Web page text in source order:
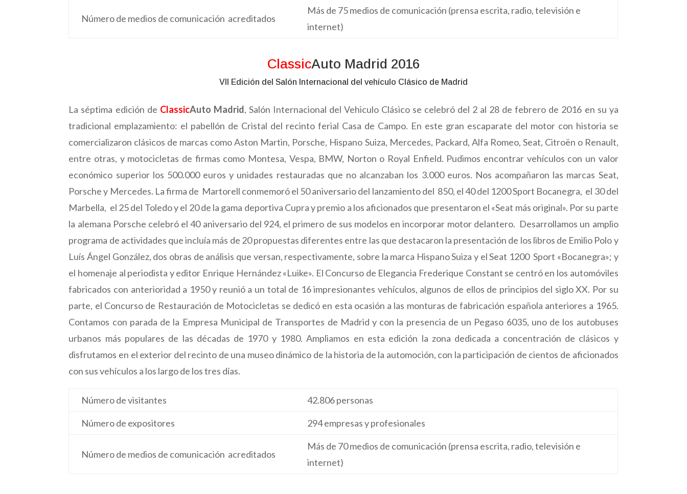
Número de medios de comunicación acreditados
Más de 75 medios de comunicación (prensa escrita, radio, televisión e
internet)
ClassicAuto Madrid 2016
VII Edición del Salón Internacional del vehículo Clásico de Madrid
La séptima edición de ClassicAuto Madrid, Salón Internacional del Vehiculo Clásico se celebró del 2 al 28 de febrero de 2016 en su ya
tradicional emplazamiento: el pabellón de Cristal del recinto ferial Casa de Campo. En este gran escaparate del motor con historia se
comercializaron clásicos de marcas como Aston Martin, Porsche, Hispano Suiza, Mercedes, Packard, Alfa Romeo, Seat, Citroën o Renault,
entre otras, y motocicletas de firmas como Montesa, Vespa, BMW, Norton o Royal Enfield. Pudimos encontrar vehículos con un valor
económico superior los 500.000 euros y unidades restauradas que no alcanzaban los 3.000 euros. Nos acompañaron las marcas Seat,
Porsche y Mercedes. La firma de Martorell conmemoró el 50 aniversario del lanzamiento del 850, el 40 del 1200 Sport Bocanegra, el 30 del
Marbella, el 25 del Toledo y el 20 de la gama deportiva Cupra y premio a los aficionados que presentaron el «Seat más original». Por su parte
la alemana Porsche celebró el 40 aniversario del 924, el primero de sus modelos en incorporar motor delantero. Desarrollamos un amplio
programa de actividades que incluía más de 20 propuestas diferentes entre las que destacaron la presentación de los libros de Emilio Polo y
Luís Ángel González, dos obras de análisis que versan, respectivamente, sobre la marca Hispano Suiza y el Seat 1200 Sport «Bocanegra»; y
el homenaje al periodista y editor Enrique Hernández «Luike». El Concurso de Elegancia Frederique Constant se centró en los automóviles
fabricados con anterioridad a 1950 y reunió a un total de 16 impresionantes vehículos, algunos de ellos de principios del siglo XX. Por su
parte, el Concurso de Restauración de Motocicletas se dedicó en esta ocasión a las monturas de fabricación española anteriores a 1965.
Contamos con parada de la Empresa Municipal de Transportes de Madrid y con la presencia de un Pegaso 6035, uno de los autobuses
urbanos más populares de las décadas de 1970 y 1980. Ampliamos en esta edición la zona dedicada a concentración de clásicos y
disfrutamos en el exterior del recinto de una museo dinámico de la historia de la automoción, con la participación de cientos de aficionados
con sus vehículos a los largo de los tres días.
Número de visitantes 42.806 personas
Número de expositores 294 empresas y profesionales
Número de medios de comunicación acreditados
Más de 70 medios de comunicación (prensa escrita, radio, televisión e
internet)